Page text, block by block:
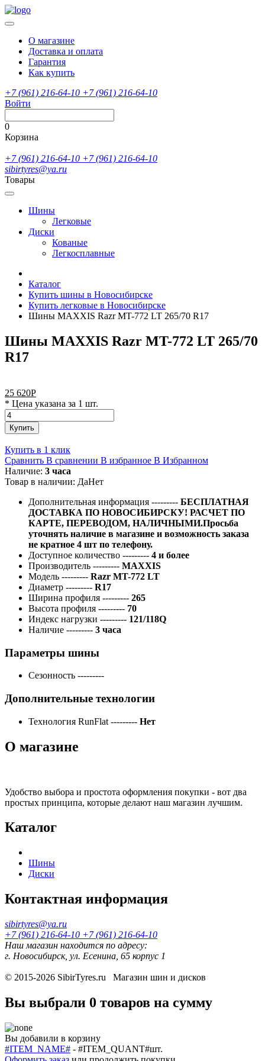
О магазине
Доставка и оплата
Гарантия
Как купить
+7 (961) 216-64-10 +7 (961) 216-64-10
Войти
0
Корзина
+7 (961) 216-64-10 +7 (961) 216-64-10
sibirtyres@ya.ru
Товары
Шины
Легковые
Диски
Кованые
Легкосплавные
Каталог
Купить шины в Новосибирске
Купить легковые в Новосибирске
Шины MAXXIS Razr MT-772 LT 265/70 R17
Шины MAXXIS Razr MT-772 LT 265/70
R17
25 620Р
* Цена указана за 1 шт.
Купить
Купить в 1 клик
Сравнить В сравнении В избранное В Избранном
Наличие: 3 часа
Товар в наличии: ДаНет
Дополнительная информация --------- БЕСПЛАТНАЯ
ДОСТАВКА ПО НОВОСИБИРСКУ! РАСЧЕТ ПО
КАРТЕ, ПЕРЕВОДОМ, НАЛИЧНЫМИ.Просьба
уточнять наличие в магазине и возможность заказа
не кратное 4 шт по телефону.
Доступное количество --------- 4 и более
Производитель --------- MAXXIS
Модель --------- Razr MT-772 LT
Диаметр --------- R17
Ширина профиля --------- 265
Высота профиля --------- 70
Индекс нагрузки --------- 121/118Q
Наличие --------- 3 часа
Параметры шины
Сезонность ---------
Дополнительные технологии
Технология RunFlat --------- Нет
О магазине
Удобство выбора и простота оформления покупки - вот два
простых принципа, которые делают наш магазин лучшим.
Каталог
Шины
Диски
Контактная информация
sibirtyres@ya.ru
+7 (961) 216-64-10 +7 (961) 216-64-10
Наш магазин находится по адресу:
г. Новосибирск, ул. Есенина, 65 корпус 1
© 2015-2026 SibirTyres.ru Магазин шин и дисков
Вы выбрали 0 товаров на сумму
Вы добавили в корзину
#ITEM_NAME# - #ITEM_QUANT#шт.